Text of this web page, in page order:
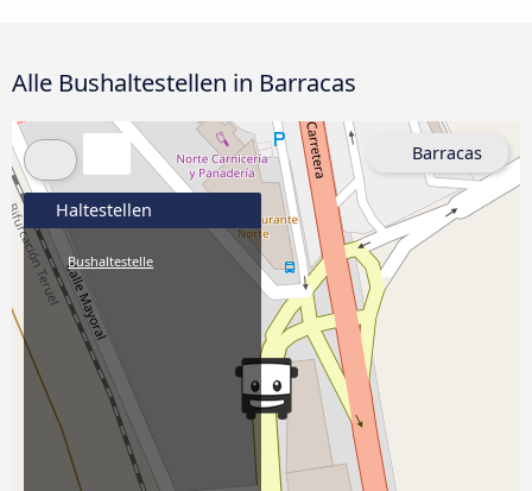
Alle Bushaltestellen in Barracas
Haltestellen
Bushaltestelle
Barracas